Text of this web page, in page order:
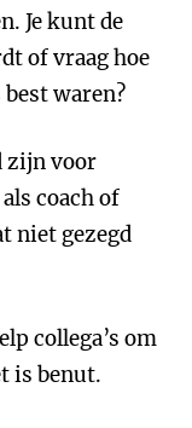
Je kunt de
of vraag hoe
waren?
zijn voor
coach of
niet gezegd
collega’s om
is benut.